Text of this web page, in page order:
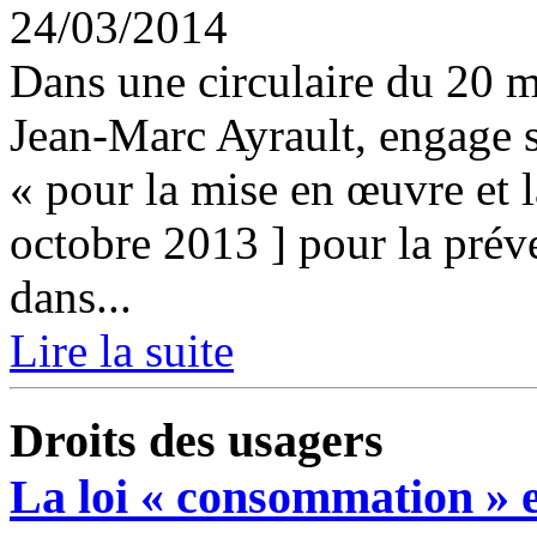
24/03/2014
Dans une circulaire du 20
Jean-Marc Ayrault, engage
« pour la mise en œuvre et
octobre 2013 ] pour la
dans...
Lire la suite
Droits des usagers
La loi « consommation »